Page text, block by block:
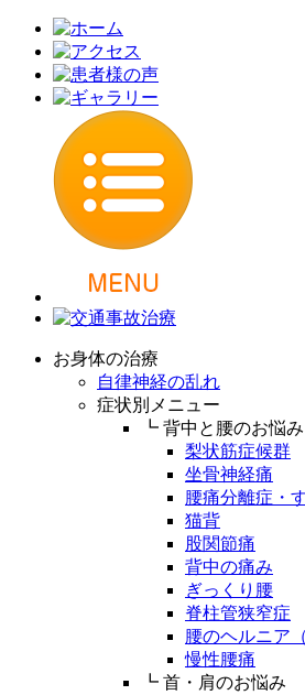
お身体の治療
自律神経の乱れ
症状別メニュー
┗ 背中と腰のお悩み
梨状筋症候群
坐骨神経痛
腰痛分離症・
猫背
股関節痛
背中の痛み
ぎっくり腰
脊柱管狭窄症
腰のヘルニア
慢性腰痛
┗ 首・肩のお悩み